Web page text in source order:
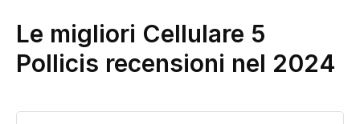
Le migliori Cellulare 5
Pollicis recensioni nel 2024